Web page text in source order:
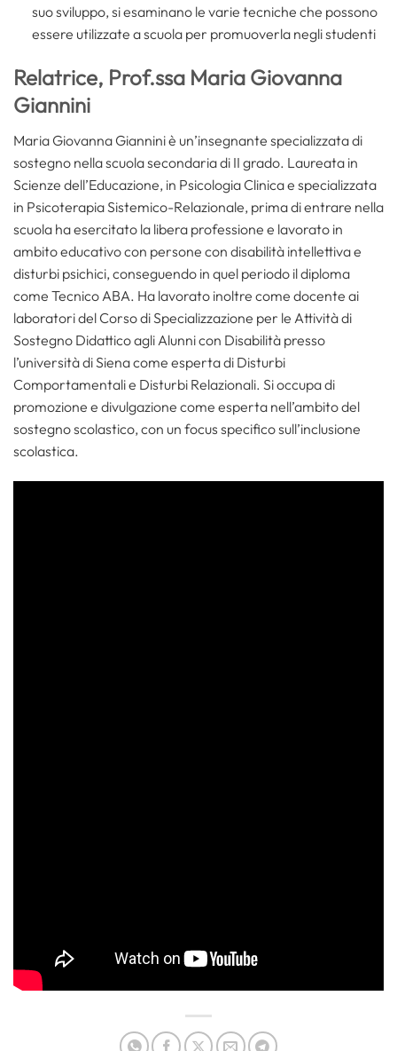
suo sviluppo, si esaminano le varie tecniche che possono
essere utilizzate a scuola per promuoverla negli studenti
Relatrice, Prof.ssa Maria Giovanna
Giannini
Maria Giovanna Giannini è un’insegnante specializzata di
sostegno nella scuola secondaria di II grado. Laureata in
Scienze dell’Educazione, in Psicologia Clinica e specializzata
in Psicoterapia Sistemico-Relazionale, prima di entrare nella
scuola ha esercitato la libera professione e lavorato in
ambito educativo con persone con disabilità intellettiva e
disturbi psichici, conseguendo in quel periodo il diploma
come Tecnico ABA. Ha lavorato inoltre come docente ai
laboratori del Corso di Specializzazione per le Attività di
Sostegno Didattico agli Alunni con Disabilità presso
l’università di Siena come esperta di Disturbi
Comportamentali e Disturbi Relazionali. Si occupa di
promozione e divulgazione come esperta nell’ambito del
sostegno scolastico, con un focus specifico sull’inclusione
scolastica.